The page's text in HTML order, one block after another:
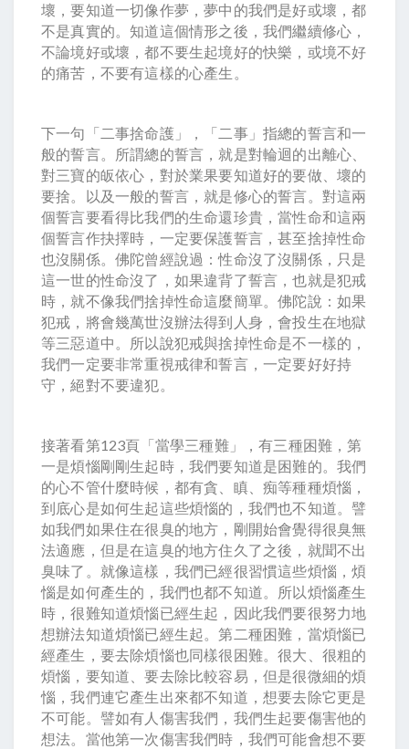
壞，要知道一切像作夢，夢中的我們是好或壞，都
不是真實的。知道這個情形之後，我們繼續修心，
不論境好或壞，都不要生起境好的快樂，或境不好
的痛苦，不要有這樣的心產生。
下一句「二事捨命護」，「二事」指總的誓言和一
般的誓言。所謂總的誓言，就是對輪迴的出離心、
對三寶的皈依心，對於業果要知道好的要做、壞的
要捨。以及一般的誓言，就是修心的誓言。對這兩
個誓言要看得比我們的生命還珍貴，當性命和這兩
個誓言作抉擇時，一定要保護誓言，甚至捨掉性命
也沒關係。佛陀曾經說過：性命沒了沒關係，只是
這一世的性命沒了，如果違背了誓言，也就是犯戒
時，就不像我們捨掉性命這麼簡單。佛陀說：如果
犯戒，將會幾萬世沒辦法得到人身，會投生在地獄
等三惡道中。所以說犯戒與捨掉性命是不一樣的，
我們一定要非常重視戒律和誓言，一定要好好持
守，絕對不要違犯。
接著看第123頁「當學三種難」，有三種困難，第
一是煩惱剛剛生起時，我們要知道是困難的。我們
的心不管什麼時候，都有貪、瞋、痴等種種煩惱，
到底心是如何生起這些煩惱的，我們也不知道。譬
如我們如果住在很臭的地方，剛開始會覺得很臭無
法適應，但是在這臭的地方住久了之後，就聞不出
臭味了。就像這樣，我們已經很習慣這些煩惱，煩
惱是如何產生的，我們也都不知道。所以煩惱產生
時，很難知道煩惱已經生起，因此我們要很努力地
想辦法知道煩惱已經生起。第二種困難，當煩惱已
經產生，要去除煩惱也同樣很困難。很大、很粗的
煩惱，要知道、要去除比較容易，但是很微細的煩
惱，我們連它產生出來都不知道，想要去除它更是
不可能。譬如有人傷害我們，我們生起要傷害他的
想法。當他第一次傷害我們時，我們可能會想不要